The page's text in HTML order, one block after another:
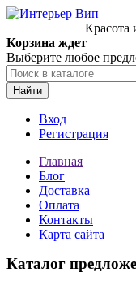
Красота
Корзина ждет
Выберите любое
Найти
Вход
Регистрация
Главная
Блог
Доставка
Оплата
Контакты
Карта сайта
Каталог